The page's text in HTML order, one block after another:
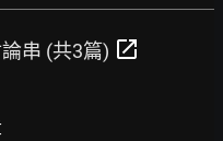
串 (共3篇) open_in_new